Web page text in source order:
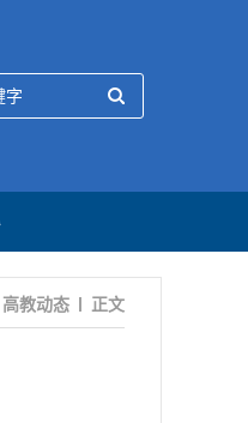
高教动态 正文